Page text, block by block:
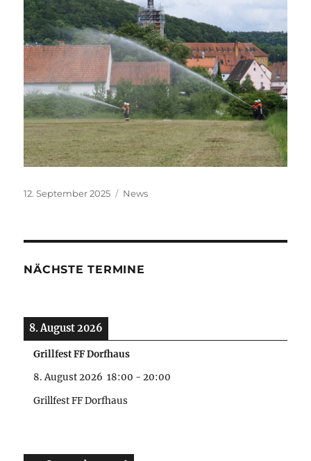
Veröffentlicht
12. September 2025 Kategorien
News
NÄCHSTE TERMINE
8. August 2026
Grillfest FF Dorfhaus
8. August 2026 18:00 -20:00
Grillfest FF Dorfhaus